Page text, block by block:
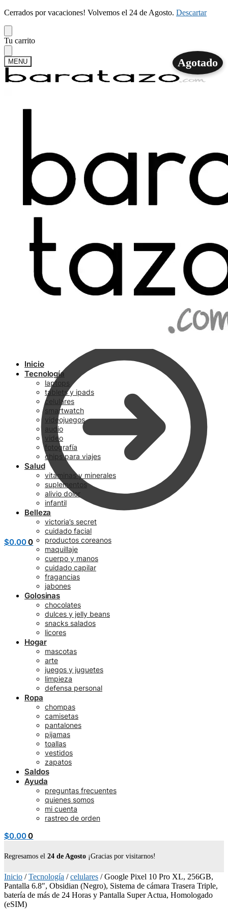
Cerrados por vacaciones! Volvemos el 24 de Agosto. Descartar
Skip
to
navigation
Skip
to
content
Tu carrito
MENU
Mi cuenta
$0.00 0
Inicio
Tecnología
laptops
tablets y ipads
celulares
smartwatch
videojuegos
audio
video
fotografía
chips para viajes
Salud
vitaminas y minerales
suplementos
alivio dolor
infantil
Belleza
victoria’s secret
cuidado facial
productos coreanos
maquillaje
cuerpo y manos
cuidado capilar
fragancias
jabones
Golosinas
chocolates
dulces y jelly beans
snacks salados
licores
Hogar
mascotas
arte
juegos y juguetes
limpieza
defensa personal
Ropa
chompas
camisetas
pantalones
pijamas
toallas
vestidos
zapatos
Saldos
Ayuda
preguntas frecuentes
quienes somos
mi cuenta
rastreo de orden
$0.00 0
Regresamos el 24 de Agosto ¡Gracias por visitarnos!
Inicio /Tecnología /celulares /Google Pixel 10 Pro XL, 256GB,
Pantalla 6.8″, Obsidian (Negro), Sistema de cámara Trasera Triple,
batería de más de 24 Horas y Pantalla Super Actua, Homologado
(eSIM)
Agotado